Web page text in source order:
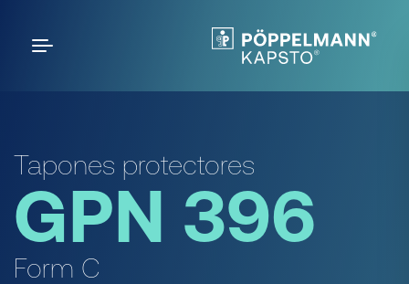
Tapones protectores
GPN 396
Form C